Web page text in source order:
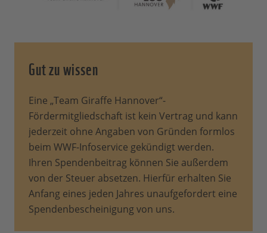
Gut zu wissen
Eine „Team Giraffe Hannover“-
Fördermitgliedschaft ist kein Vertrag und kann
jederzeit ohne Angaben von Gründen formlos
beim WWF-Infoservice gekündigt werden.
Ihren Spendenbeitrag können Sie außerdem
von der Steuer absetzen. Hierfür erhalten Sie
Anfang eines jeden Jahres unaufgefordert eine
Spendenbescheinigung von uns.